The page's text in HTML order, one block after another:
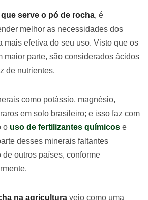
que serve o pó de rocha, é
melhor as necessidades dos
mais efetiva do seu uso. Visto que os
maior parte, são considerados ácidos
de nutrientes.
como potássio, magnésio,
em solo brasileiro; e isso faz com
o uso de fertilizantes químicos e
desses minerais faltantes
de outros países, conforme
na agricultura veio como uma